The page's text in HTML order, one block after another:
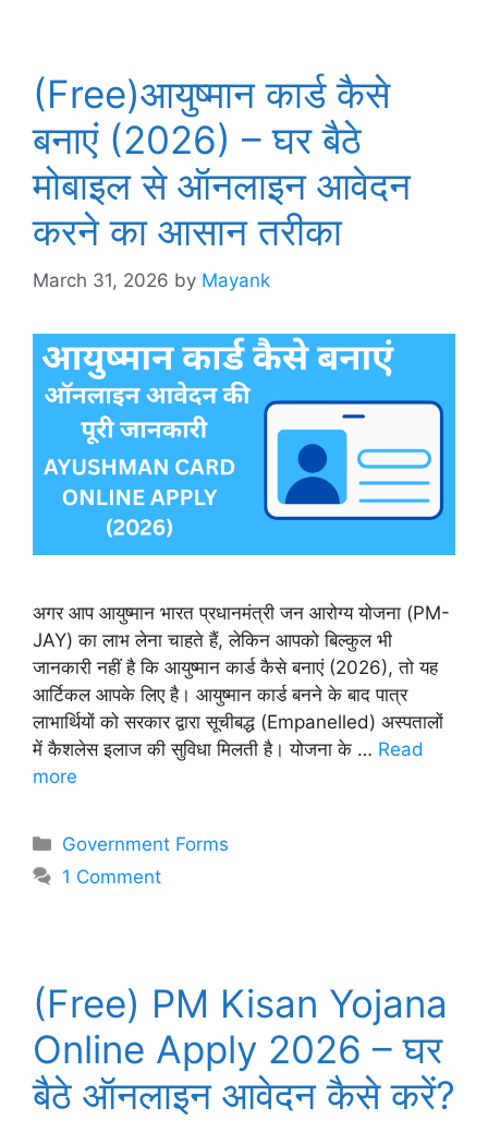
(Free)आयुष्मान कार्ड कैसे
बनाएं (2026) – घर बैठे
मोबाइल से ऑनलाइन आवेदन
करने का आसान तरीका
March 31, 2026 by Mayank
अगर आप आयुष्मान भारत प्रधानमंत्री जन आरोग्य योजना (PM-
JAY) का लाभ लेना चाहते हैं, लेकिन आपको बिल्कुल भी
जानकारी नहीं है कि आयुष्मान कार्ड कैसे बनाएं (2026), तो यह
आर्टिकल आपके लिए है। आयुष्मान कार्ड बनने के बाद पात्र
लाभार्थियों को सरकार द्वारा सूचीबद्ध (Empanelled) अस्पतालों
में कैशलेस इलाज की सुविधा मिलती है। योजना के … Read
more
Categories
Government Forms
1 Comment
(Free) PM Kisan Yojana
Online Apply 2026 – घर
बैठे ऑनलाइन आवेदन कैसे करें?